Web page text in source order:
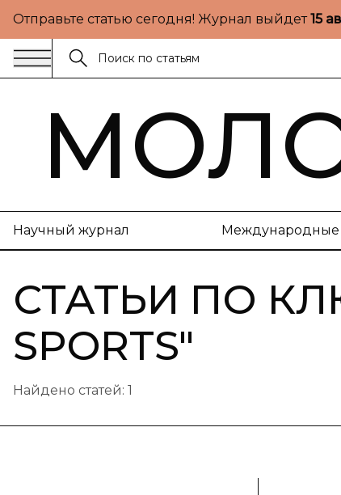
Отправьте статью сегодня! Журнал выйдет15
Научный журнал
СТАТЬИ ПО
SPORTS"
Найдено статей: 1